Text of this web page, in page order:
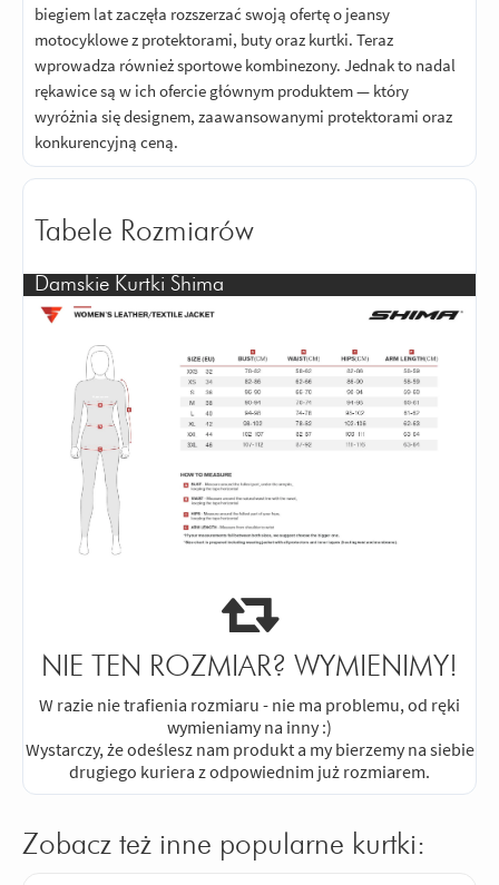
biegiem lat zaczęła rozszerzać swoją ofertę o jeansy
motocyklowe z protektorami, buty oraz kurtki. Teraz
wprowadza również sportowe kombinezony. Jednak to nadal
rękawice są w ich ofercie głównym produktem — który
wyróżnia się designem, zaawansowanymi protektorami oraz
konkurencyjną ceną.
Tabele Rozmiarów
Damskie Kurtki Shima
NIE TEN ROZMIAR? WYMIENIMY!
W razie nie trafienia rozmiaru - nie ma problemu, od ręki
wymieniamy na inny :)
Wystarczy, że odeślesz nam produkt a my bierzemy na siebie
drugiego kuriera z odpowiednim już rozmiarem.
Zobacz też inne popularne kurtki: